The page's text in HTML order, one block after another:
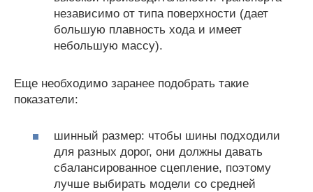
независимо от типа поверхности (дает
большую плавность хода и имеет
небольшую массу).
Еще необходимо заранее подобрать такие
показатели:
шинный размер: чтобы шины подходили
для разных дорог, они должны давать
сбалансированное сцепление, поэтому
лучше выбирать модели со средней